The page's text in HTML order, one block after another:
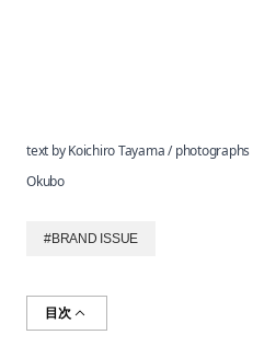
text by Koichiro Tayama /
Okubo
#BRAND ISSUE
目次